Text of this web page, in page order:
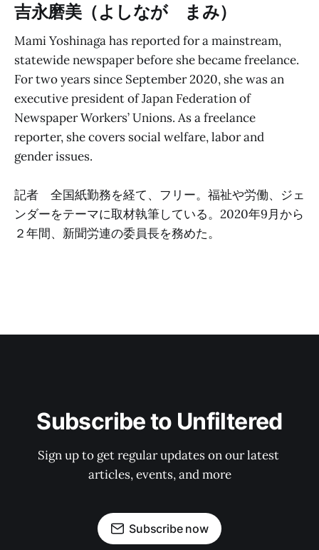
吉永磨美（よしなが まみ）
Mami Yoshinaga has reported for a mainstream,
statewide newspaper before she became freelance.
For two years since September 2020, she was an
executive president of Japan Federation of
Newspaper Workers’ Unions. As a freelance
reporter, she covers social welfare, labor and
gender issues.
記者 全国紙勤務を経て、フリー。福祉や労働、ジェ
ンダーをテーマに取材執筆している。2020年9月から
２年間、新聞労連の委員長を務めた。
Subscribe to Unfiltered
Sign up to get regular updates on our latest
articles, events, and more
Subscribe now